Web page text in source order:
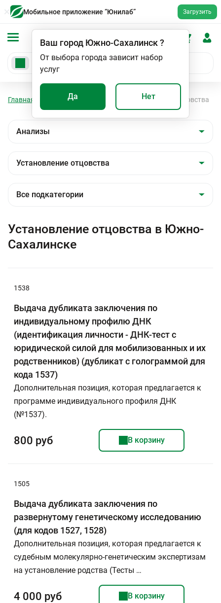
Мобильное приложение “Юнилаб” Загрузить
Ваш город Южно-Сахалинск?
От выбора города зависит набор
услуг
Да Нет
Главная Анализы Установление отцовства
Установление отцовства в Южно-
Сахалинске
1538
Выдача дубликата заключения по
индивидуальному профилю ДНК
(идентификация личности - ДНК-тест с
юридической силой для мобилизованных и их
родственников) (дубликат с голограммой для
кода 1537)
Дополнительная позиция, которая предлагается к
программе индивидуального профиля ДНК
(№1537).
800 руб В корзину
1505
Выдача дубликата заключения по
развернутому генетическому исследованию
(для кодов 1527, 1528)
Дополнительная позиция, которая предлагается к
судебным молекулярно-генетическим экспертизам
на установление родства (Тесты …
4 000 руб В корзину